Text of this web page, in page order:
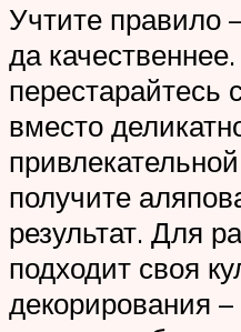
Учтите правило
да
перестарайтесь
вместо
получите
результат. Для
подходит своя
декорирования